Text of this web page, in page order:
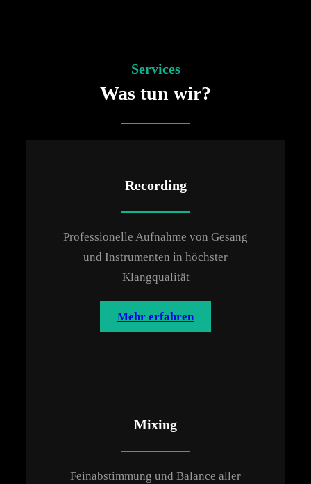
Services
Was tun wir?
Recording
Professionelle Aufnahme von Gesang
und Instrumenten in höchster
Klangqualität
Mehr erfahren
Mixing
Feinabstimmung und Balance aller